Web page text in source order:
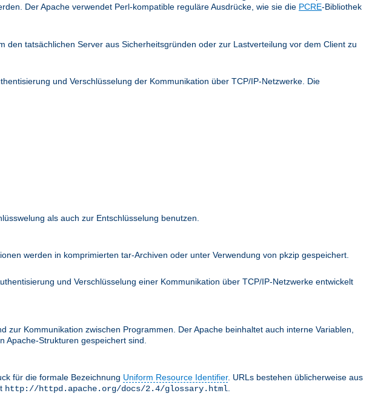
Der Apache verwendet Perl-kompatible reguläre Ausdrücke, wie sie die PCRE-Bibliothek
den tatsächlichen Server aus Sicherheitsgründen oder zur Lastverteilung vor dem Client zu
und Verschlüsselung der Kommunikation über TCP/IP-Netzwerke. Die
als auch zur Entschlüsselung benutzen.
werden in komprimierten tar-Archiven oder unter Verwendung von pkzip gespeichert.
und Verschlüsselung einer Kommunikation über TCP/IP-Netzwerke entwickelt
Kommunikation zwischen Programmen. Der Apache beinhaltet auch interne Variablen,
Strukturen gespeichert sind.
für die formale Bezeichnung Uniform Resource Identifier. URLs bestehen üblicherweise aus
http://httpd.apache.org/docs/2.4/glossary.html